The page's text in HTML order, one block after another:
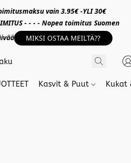
vain 3.95€ -YLI 30€
- - - - Nopea toimitus Suomen
MIKSI OSTAA MEILTÄ??
Kasvit & Puut Kukat